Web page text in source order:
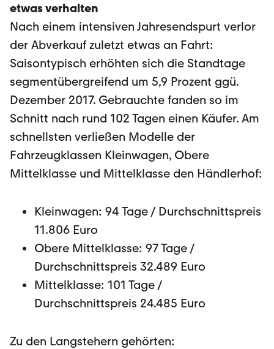
etwas verhalten
Nach einem intensiven Jahresendspurt verlor
der Abverkauf zuletzt etwas an Fahrt:
Saisontypisch erhöhten sich die Standtage
segmentübergreifend um 5,9 Prozent ggü.
Dezember 2017. Gebrauchte fanden so im
Schnitt nach rund 102 Tagen einen Käufer. Am
schnellsten verließen Modelle der
Fahrzeugklassen Kleinwagen, Obere
Mittelklasse und Mittelklasse den Händlerhof:
Kleinwagen: 94 Tage / Durchschnittspreis
11.806 Euro
Obere Mittelklasse: 97 Tage /
Durchschnittspreis 32.489 Euro
Mittelklasse: 101 Tage /
Durchschnittspreis 24.485 Euro
Zu den Langstehern gehörten: